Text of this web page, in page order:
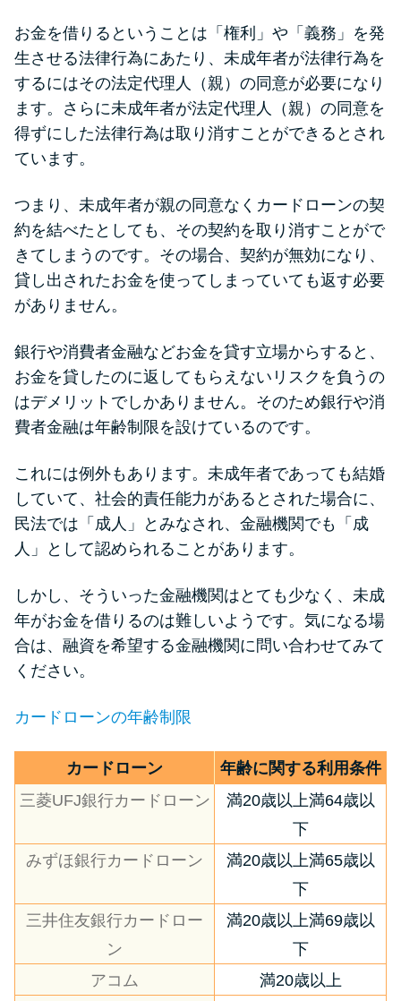
に悩む人へ街金をおすすめしな
い理由
質屋でお金を借りるには？年利
やシステムをカードローンと比
未成年でもお金を借りられる？
学生がお金を借りる方法があ
る？
へのバレにくさや将来への影響
を解説
ソフト闇金とは？悪質な手口に
090金融（闇金）からお金を借り
てはいけない理由と借りた場合
の対処法
申し込みブラックとは?判断の目
安や審査に通らない理由
アコムはブラックでも審査に通
る？ 自分がブラックか確かめる
方法
アコムとレイクどっちがいい
の？ カードローンの選び方を徹
底解説！
プロミスの返済方法を徹底解
説！ もっとも便利でお得な返済
お金を借りるということは「権利」や「義務」を発
生させる法律行為にあたり、未成年者が法律行為を
するにはその法定代理人（親）の同意が必要になり
ます。さらに未成年者が法定代理人（親）の同意を
得ずにした法律行為は取り消すことができるとされ
ています。
つまり、未成年者が親の同意なくカードローンの契
約を結べたとしても、その契約を取り消すことがで
きてしまうのです。その場合、契約が無効になり、
貸し出されたお金を使ってしまっていても返す必要
がありません。
銀行や消費者金融などお金を貸す立場からすると、
お金を貸したのに返してもらえないリスクを負うの
はデメリットでしかありません。そのため銀行や消
費者金融は年齢制限を設けているのです。
これには例外もあります。未成年者であっても結婚
していて、社会的責任能力があるとされた場合に、
民法では「成人」とみなされ、金融機関でも「成
人」として認められることがあります。
しかし、そういった金融機関はとても少なく、未成
年がお金を借りるのは難しいようです。気になる場
合は、融資を希望する金融機関に問い合わせてみて
ください。
カードローンの年齢制限
カードローン
年齢に関する利用条件
三菱UFJ銀行カードローン
満20歳以上満64歳以
下
みずほ銀行カードローン
満20歳以上満65歳以
下
三井住友銀行カードロー
ン
満20歳以上満69歳以
下
アコム
満20歳以上